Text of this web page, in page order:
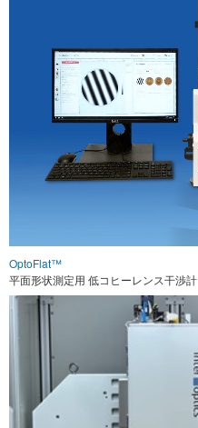
OptoFlat™
平面形状測定用 低コヒーレンス干渉計